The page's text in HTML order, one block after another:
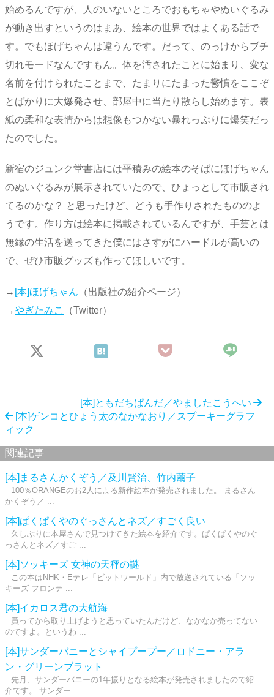
始めるんですが、人のいないところでおもちゃやぬいぐるみ
が動き出すというのはまあ、絵本の世界ではよくある話で
す。でもほげちゃんは違うんです。だって、のっけからブチ
切れモードなんですもん。体を汚されたことに始まり、変な
名前を付けられたことまで、たまりにたまった鬱憤をここぞ
とばかりに大爆発させ、部屋中に当たり散らし始めます。表
紙の柔和な表情からは想像もつかない暴れっぷりに爆笑だっ
たのでした。
新宿のジュンク堂書店には平積みの絵本のそばにほげちゃん
のぬいぐるみが展示されていたので、ひょっとして市販され
てるのかな？ と思ったけど、どうも手作りされたもののよ
うです。作り方は絵本に掲載されているんですが、手芸とは
無縁の生活を送ってきた僕にはさすがにハードルが高いの
で、ぜひ市販グッズも作ってほしいです。
→ [本]ほげちゃん （出版社の紹介ページ）
→やぎたみこ （Twitter）
[本]ともだちぱんだ／やましたこうへい
[本]ゲンコとひょう太のなかなおり／スプーキーグラフ
ィック
関連記事
[本]まるさんかくぞう／及川賢治、竹内繭子
100％ORANGEのお2人による新作絵本が発売されました。 まるさん
かくぞう／ ...
[本]ぱくぱくやのぐっさんとネズ／すごく良い
久しぶりに本屋さんで見つけてきた絵本を紹介です。ぱくぱくやのぐ
っさんとネズ／すご ...
[本]ソッキーズ 女神の天秤の謎
この本はNHK・Eテレ「ビットワールド」内で放送されている「ソッ
キーズ フロンテ ...
[本]イカロス君の大航海
買ってから取り上げようと思っていたんだけど、なかなか売ってない
のですよ。というわ ...
[本]サンダーバニーとシャイプープー／ロドニー・アラ
ン・グリーンブラット
先月、サンダーバニーの1年振りとなる絵本が発売されましたので紹
介です。 サンダー ...